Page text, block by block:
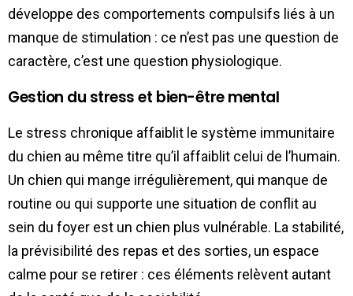
développe des comportements compulsifs liés à un
manque de stimulation : ce n’est pas une question de
caractère, c’est une question physiologique.
Gestion du stress et bien-être mental
Le stress chronique affaiblit le système immunitaire
du chien au même titre qu’il affaiblit celui de l’humain.
Un chien qui mange irrégulièrement, qui manque de
routine ou qui supporte une situation de conflit au
sein du foyer est un chien plus vulnérable. La stabilité,
la prévisibilité des repas et des sorties, un espace
calme pour se retirer : ces éléments relèvent autant